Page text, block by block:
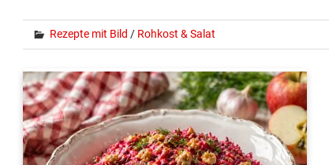
Rezepte mit Bild / Rohkost & Salat